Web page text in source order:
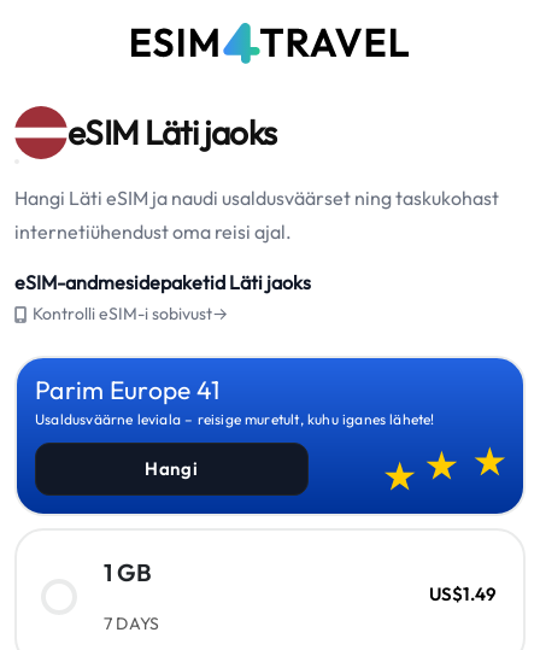
eSIM Läti jaoks
Hangi Läti eSIM ja naudi usaldusväärset ning taskukohast
internetiühendust oma reisi ajal.
eSIM-andmesidepaketid Läti jaoks
Kontrolli eSIM-i sobivust→
Parim Europe 41
Usaldusväärne leviala – reisige muretult, kuhu iganes lähete!
Hangi
1 GB
7 DAYS
US$1.49